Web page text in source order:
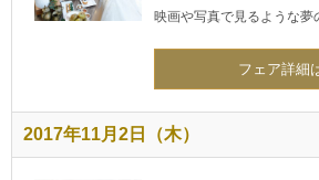
映画や写真で見るような
フェア詳細
2017年11月2日（木）